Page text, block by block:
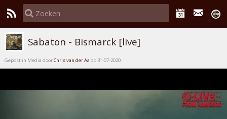
Sabaton - Bismarck [live]
Gepost in Media doorChris van der Aa op 31-07-2020